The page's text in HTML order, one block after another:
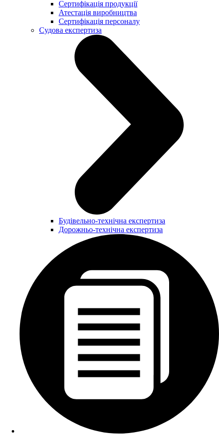
Сертифікація продукції
Атестація виробництва
Сертифікація персоналу
Судова експертиза
Будівельно-технічна експертиза
Дорожньо-технічна експертиза